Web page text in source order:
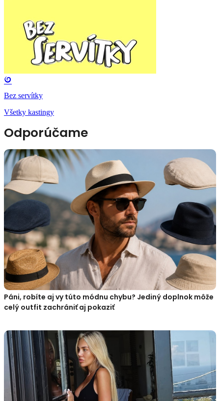
Bez servítky
Všetky kastingy
Odporúčame
Páni, robíte aj vy túto módnu chybu? Jediný doplnok môže
celý outfit zachrániť aj pokaziť